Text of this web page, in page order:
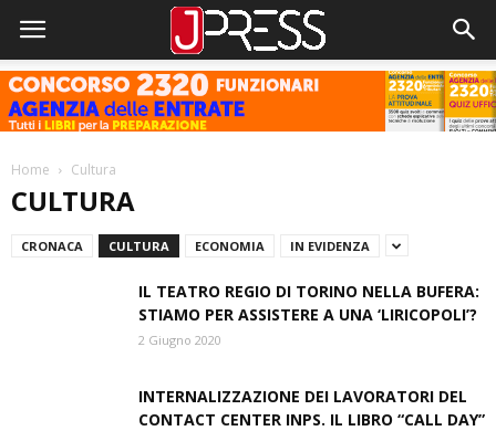
Home Cultura
CULTURA
CRONACA CULTURA ECONOMIA IN EVIDENZA
IL TEATRO REGIO DI TORINO NELLA BUFERA:
STIAMO PER ASSISTERE A UNA ‘LIRICOPOLI’?
2 Giugno 2020
INTERNALIZZAZIONE DEI LAVORATORI DEL
CONTACT CENTER INPS. IL LIBRO “CALL DAY”